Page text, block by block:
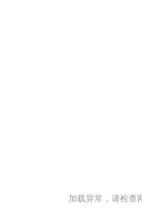
加载异常，请检查